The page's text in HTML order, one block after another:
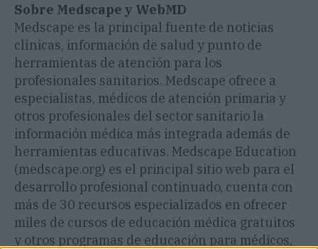
Sobre Medscape y WebMD
Medscape es la principal fuente de noticias
clínicas, información de salud y punto de
herramientas de atención para los
profesionales sanitarios. Medscape ofrece a
especialistas, médicos de atención primaria y
otros profesionales del sector sanitario la
información médica más integrada además de
herramientas educativas. Medscape Education
(medscape.org) es el principal sitio web para el
desarrollo profesional continuado, cuenta con
más de 30 recursos especializados en ofrecer
miles de cursos de educación médica gratuitos
y otros programas de educación para médicos,